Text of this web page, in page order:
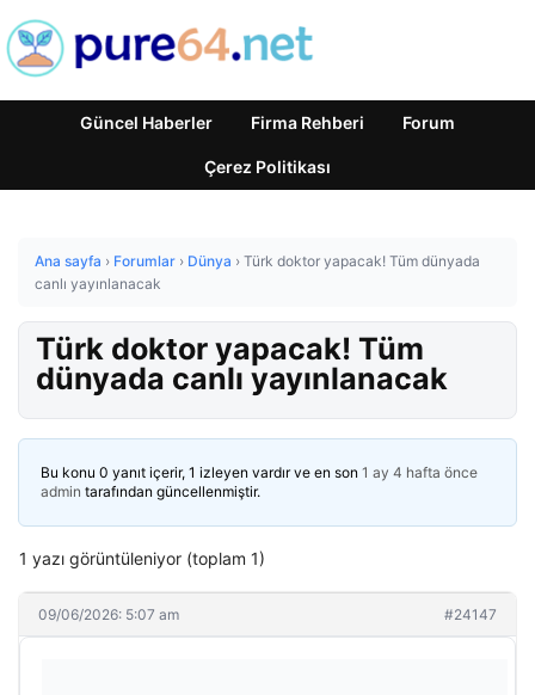
Güncel Haberler Firma Rehberi Forum
Çerez Politikası
Ana sayfa › Forumlar › Dünya › Türk doktor yapacak! Tüm dünyada
canlı yayınlanacak
Türk doktor yapacak! Tüm
dünyada canlı yayınlanacak
Bu konu 0 yanıt içerir, 1 izleyen vardır ve en son 1 ay 4 hafta önce
admin tarafından güncellenmiştir.
1 yazı görüntüleniyor (toplam 1)
09/06/2026: 5:07 am #24147